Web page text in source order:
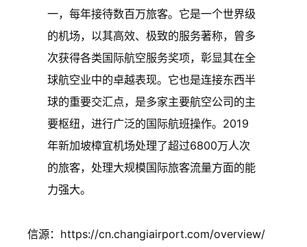
一，每年接待数百万旅客。它是一个世界级
的机场，以其高效、极致的服务著称，曾多
次获得各类国际航空服务奖项，彰显其在全
球航空业中的卓越表现。它也是连接东西半
球的重要交汇点，是多家主要航空公司的主
要枢纽，进行广泛的国际航班操作。2019
年新加坡樟宜机场处理了超过6800万人次
的旅客，处理大规模国际旅客流量方面的能
力强大。
信源：https://cn.changiairport.com/overview/